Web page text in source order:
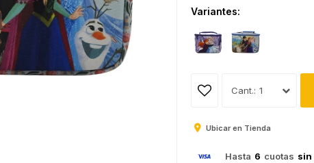
Variantes:
1
Ubicar en Tienda
Hasta 6 cuotas sin